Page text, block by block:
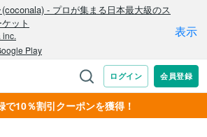
で10％割引クーポンを獲得！